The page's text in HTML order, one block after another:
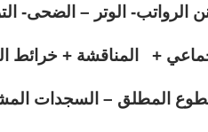
الرواتب- الوتر – الضحى-
+ المناقشة + خرائط
المطلق – السجدات